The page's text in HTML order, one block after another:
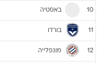
10 באסטיה
11 בורדו
12 מונפלייה